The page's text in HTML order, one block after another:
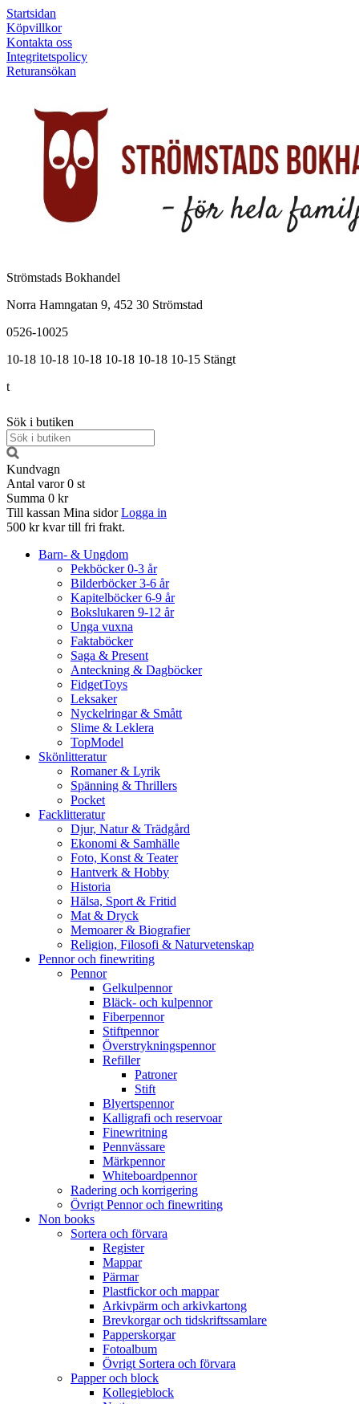
Startsidan
Köpvillkor
Kontakta oss
Integritetspolicy
Returansökan
Strömstads Bokhandel
Norra Hamngatan 9, 452 30 Strömstad
0526-10025
10-18 10-18 10-18 10-18 10-18 10-15 Stängt
t
Sök i butiken
Kundvagn
Antal varor 0 st
Summa 0 kr
Till kassan Mina sidor Logga in
500 kr kvar till fri frakt.
Barn- & Ungdom
Pekböcker 0-3 år
Bilderböcker 3-6 år
Kapitelböcker 6-9 år
Bokslukaren 9-12 år
Unga vuxna
Faktaböcker
Saga & Present
Anteckning & Dagböcker
FidgetToys
Leksaker
Nyckelringar & Smått
Slime & Leklera
TopModel
Skönlitteratur
Romaner & Lyrik
Spänning & Thrillers
Pocket
Facklitteratur
Djur, Natur & Trädgård
Ekonomi & Samhälle
Foto, Konst & Teater
Hantverk & Hobby
Historia
Hälsa, Sport & Fritid
Mat & Dryck
Memoarer & Biografier
Religion, Filosofi & Naturvetenskap
Pennor och finewriting
Pennor
Gelkulpennor
Bläck- och kulpennor
Fiberpennor
Stiftpennor
Överstrykningspennor
Refiller
Patroner
Stift
Blyertspennor
Kalligrafi och reservoar
Finewritning
Pennvässare
Märkpennor
Whiteboardpennor
Radering och korrigering
Övrigt Pennor och finewriting
Non books
Sortera och förvara
Register
Mappar
Pärmar
Plastfickor och mappar
Arkivpärm och arkivkartong
Brevkorgar och tidskriftssamlare
Papperskorgar
Fotoalbum
Övrigt Sortera och förvara
Papper och block
Kollegieblock